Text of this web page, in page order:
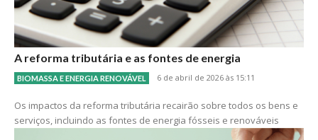
A reforma tributária e as fontes de energia
BIOMASSA E ENERGIA RENOVÁVEL 6 de abril de 2026 às 15:11
Os impactos da reforma tributária recairão sobre todos os bens e
serviços, incluindo as fontes de energia fósseis e renováveis